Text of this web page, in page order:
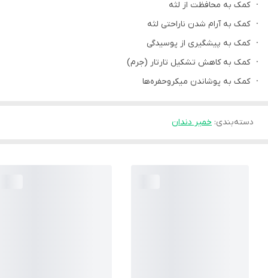
· کمک به محافظت از لثه
· کمک به آرام شدن ناراحتی لثه
· کمک به پیشگیری از پوسیدگی
· کمک به کاهش تشکیل تارتار (جرم)
· کمک به پوشاندن میکروحفره‌ها
دسته‌بندی: خمیر دندان